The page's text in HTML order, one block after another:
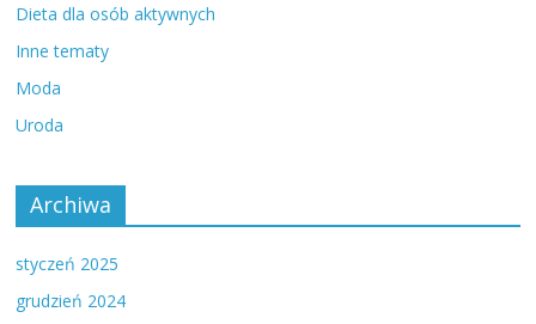
Dieta dla osób aktywnych
Inne tematy
Moda
Uroda
Archiwa
styczeń 2025
grudzień 2024